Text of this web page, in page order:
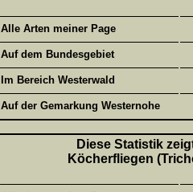
Alle Arten meiner Page
Auf dem Bundesgebiet
Im Bereich Westerwald
Auf der Gemarkung Westernohe
Diese Statistik
Köcherfliegen